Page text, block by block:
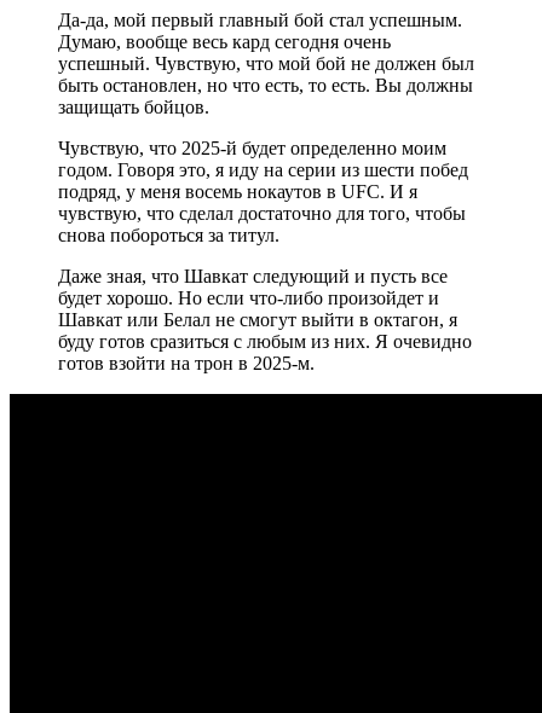
Да-да, мой первый главный бой стал успешным.
Думаю, вообще весь кард сегодня очень
успешный. Чувствую, что мой бой не должен был
быть остановлен, но что есть, то есть. Вы должны
защищать бойцов.
Чувствую, что 2025-й будет определенно моим
годом. Говоря это, я иду на серии из шести побед
подряд, у меня восемь нокаутов в UFC. И я
чувствую, что сделал достаточно для того, чтобы
снова побороться за титул.
Даже зная, что Шавкат следующий и пусть все
будет хорошо. Но если что-либо произойдет и
Шавкат или Белал не смогут выйти в октагон, я
буду готов сразиться с любым из них. Я очевидно
готов взойти на трон в 2025-м.